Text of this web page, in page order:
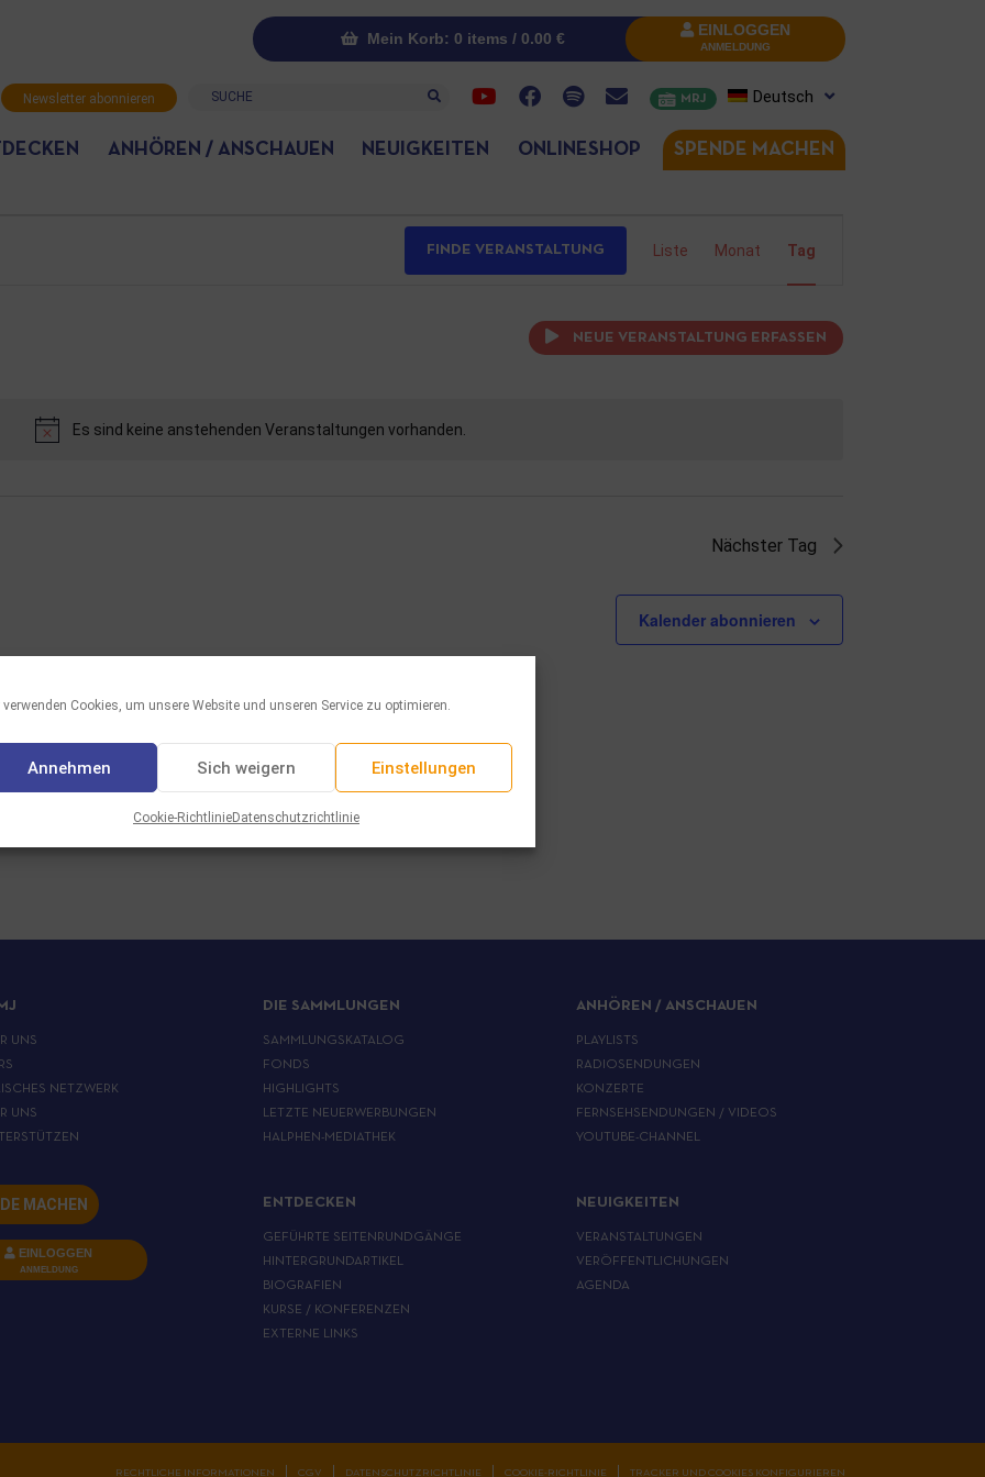
verwenden Cookies, um unsere Website und unseren Service zu optimieren.
Annehmen Sich weigern Einstellungen
Cookie-RichtlinieDatenschutzrichtlinie
Mein Korb: 0 items / 0.00 € EINLOGGEN
ANMELDUNG
Newsletter abonnieren Suche MRJ Deutsch
ANHÖREN / ANSCHAUEN NEUIGKEITEN ONLINESHOP SPENDE MACHEN
Hinweis
Es sind keine anstehenden Veranstaltungen vorhanden.
FINDE VERANSTALTUNG
Ansichten-
Liste Monat Tag
NEUE VERANSTALTUNG ERFASSEN
Nächster Tag
Kalender abonnieren
UNS
NETZWERK
UNS
MACHEN
EINLOGGEN
ANMELDUNG
DIE SAMMLUNGEN
SAMMLUNGSKATALOG
FONDS
HIGHLIGHTS
LETZTE NEUERWERBUNGEN
HALPHEN-MEDIATHEK
ENTDECKEN
GEFÜHRTE SEITENRUNDGÄNGE
HINTERGRUNDARTIKEL
BIOGRAFIEN
KURSE / KONFERENZEN
EXTERNE LINKS
ANHÖREN / ANSCHAUEN
PLAYLISTS
RADIOSENDUNGEN
KONZERTE
FERNSEHSENDUNGEN / VIDEOS
YOUTUBE-CHANNEL
NEUIGKEITEN
VERANSTALTUNGEN
VERÖFFENTLICHUNGEN
AGENDA
RECHTLICHE INFORMATIONEN CGV DATENSCHUTZRICHTLINIE COOKIE-RICHTLINIE TRACKER UND COOKIES KONFIGURIEREN